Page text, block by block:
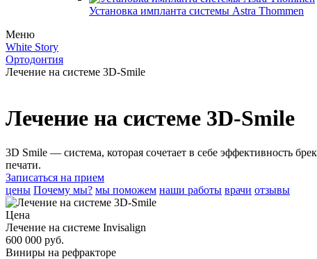
Установка импланта системы Astra Thommen
Меню
White Story
Ортодонтия
Лечение на системе 3D-Smile
Лечение на системе 3D-Smile
3D Smile — система, которая сочетает в себе эффективность
печати.
Записаться на прием
цены Почему мы? мы поможем наши работы врачи отзывы
Цена
Лечение на системе Invisalign
600 000 руб.
Виниры на рефракторе